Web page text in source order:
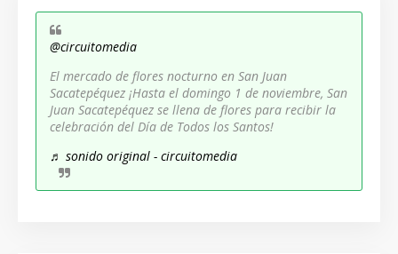
@circuitomedia
El mercado de flores nocturno en San Juan
Sacatepéquez ¡Hasta el domingo 1 de noviembre, San
Juan Sacatepéquez se llena de flores para recibir la
celebración del Día de Todos los Santos!
♬ sonido original - circuitomedia